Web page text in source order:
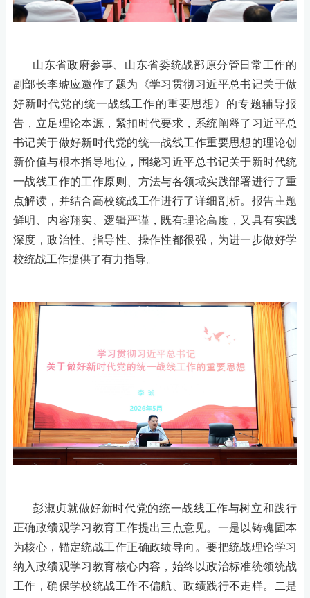
山东省政府参事、山东省委统战部原分管日常工作的
副部长李琥应邀作了题为《学习贯彻习近平总书记关于做
好新时代党的统一战线工作的重要思想》的专题辅导报
告，立足理论本源，紧扣时代要求，系统阐释了习近平总
书记关于做好新时代党的统一战线工作重要思想的理论创
新价值与根本指导地位，围绕习近平总书记关于新时代统
一战线工作的工作原则、方法与各领域实践部署进行了重
点解读，并结合高校统战工作进行了详细剖析。报告主题
鲜明、内容翔实、逻辑严谨，既有理论高度，又具有实践
深度，政治性、指导性、操作性都很强，为进一步做好学
校统战工作提供了有力指导。
彭淑贞就做好新时代党的统一战线工作与树立和践行
正确政绩观学习教育工作提出三点意见。 一是以铸魂固本
为核心，锚定统战工作正确政绩导向。要把统战理论学习
纳入政绩观学习教育核心内容，始终以政治标准统领统战
工作，确保学校统战工作不偏航、政绩践行不走样。二是